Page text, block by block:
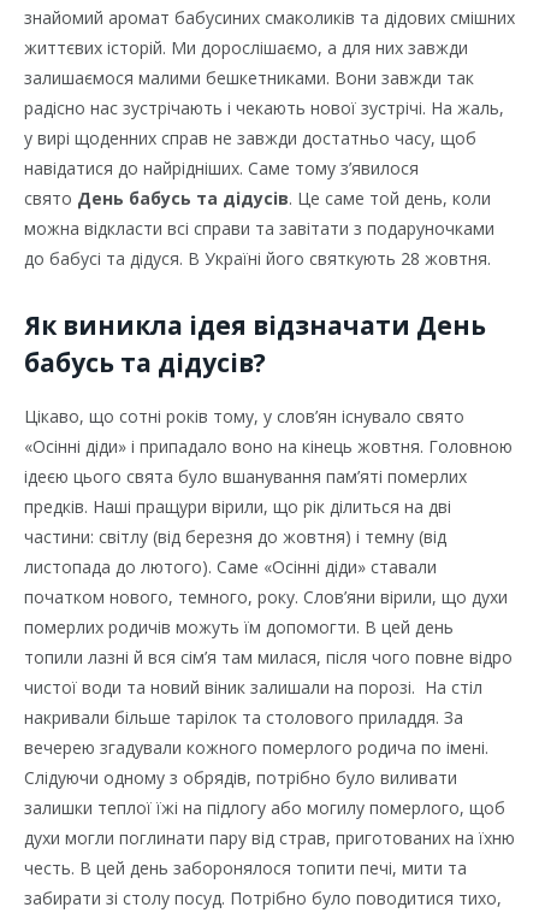
знайомий аромат бабусиних смаколиків та дідових смішних
життєвих історій. Ми дорослішаємо, а для них завжди
залишаємося малими бешкетниками. Вони завжди так
радісно нас зустрічають і чекають нової зустрічі. На жаль,
у вирі щоденних справ не завжди достатньо часу, щоб
навідатися до найрідніших. Саме тому з’явилося
свято День бабусь та дідусів. Це саме той день, коли
можна відкласти всі справи та завітати з подаруночками
до бабусі та дідуся. В Україні його святкують 28 жовтня.
Як виникла ідея відзначати День
бабусь та дідусів?
Цікаво, що сотні років тому, у слов’ян існувало свято
«Осінні діди» і припадало воно на кінець жовтня. Головною
ідеєю цього свята було вшанування пам’яті померлих
предків. Наші пращури вірили, що рік ділиться на дві
частини: світлу (від березня до жовтня) і темну (від
листопада до лютого). Саме «Осінні діди» ставали
початком нового, темного, року. Слов’яни вірили, що духи
померлих родичів можуть їм допомогти. В цей день
топили лазні й вся сім’я там милася, після чого повне відро
чистої води та новий віник залишали на порозі. На стіл
накривали більше тарілок та столового приладдя. За
вечерею згадували кожного померлого родича по імені.
Слідуючи одному з обрядів, потрібно було виливати
залишки теплої їжі на підлогу або могилу померлого, щоб
духи могли поглинати пару від страв, приготованих на їхню
честь. В цей день заборонялося топити печі, мити та
забирати зі столу посуд. Потрібно було поводитися тихо,